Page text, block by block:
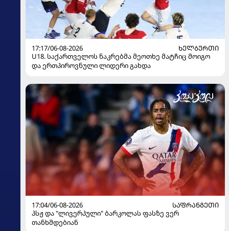
17:17/06-08-2026
ᲮᲔᲚᲑᲣᲠᲗᲘ
U18. საქართველოს ნაკრებმა მეოთხე მატჩიც მოიგო
და ერთპიროვნული ლიდერი გახდა
17:04/06-08-2026
ᲡᲐᲤᲠᲐᲜᲒᲔᲗᲘ
პსჟ და "ლივერპული" ბარკოლას ფასზე ვერ
თანხმდებიან